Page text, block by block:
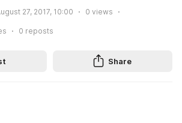
27, 2017, 10:00 0 views
0 reposts
Share